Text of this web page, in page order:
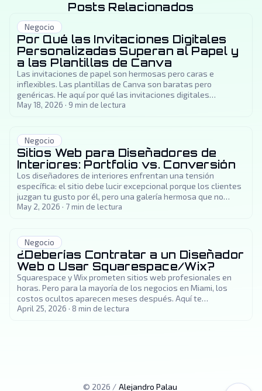
Posts Relacionados
Negocio
Por Qué las Invitaciones Digitales
Personalizadas Superan al Papel y
a las Plantillas de Canva
Las invitaciones de papel son hermosas pero caras e
inflexibles. Las plantillas de Canva son baratas pero
genéricas. He aquí por qué las invitaciones digitales
codificadas a medida son la mejor opción para bodas,
May 18, 2026 · 9 min de lectura
Negocio
Sitios Web para Diseñadores de
Interiores: Portfolio vs. Conversión
Los diseñadores de interiores enfrentan una tensión
específica: el sitio debe lucir excepcional porque los clientes
juzgan tu gusto por él, pero una galería hermosa que no
genera consultas no está cumpliendo su trabajo.
May 2, 2026 · 7min de lectura
Negocio
¿Deberías Contratar a un Diseñador
Web o Usar Squarespace/Wix?
Squarespace y Wix prometen sitios web profesionales en
horas. Pero para la mayoría de los negocios en Miami, los
costos ocultos aparecen meses después. Aquí te
explicamos cómo saber cuál camino es el correcto para tu
April 25, 2026 · 8 min de lectura
© 2026 / Alejandro Palau